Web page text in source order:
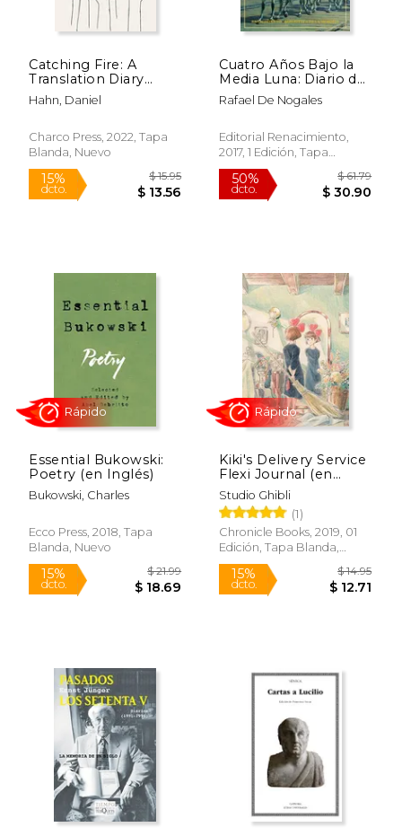
50% 50%
50%
dcto.
15%
Catching Fire: A
Translation Diary
(Untranslated Series)
(en Inglés)
Hahn, Daniel
Charco Press, 2022, Tapa
Blanda, Nuevo
Cuatro Años Bajo la
Media Luna: Diario de
la Primera Guerra
Mundial en los
Asia
Rafael De Nogales
Editorial Renacimiento,
2017, 1 Edición, Tapa
Blanda, Nuevo
Essential Bukowski:
Poetry (en Inglés)
Bukowski, Charles
Ecco Press, 2018, Tapa
Blanda, Nuevo
Kiki's Delivery Service
Flexi Journal (en
Inglés)
Studio Ghibli
(1)
Chronicle Books, 2019, 01
Edición, Tapa Blanda,
Nuevo